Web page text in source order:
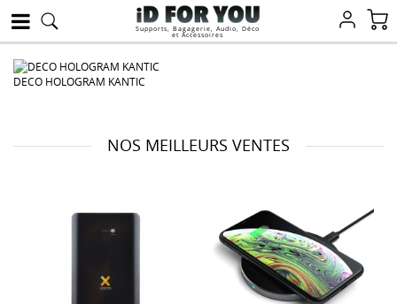
Supports, Bagagerie, Audio, Déco
et Accessoires
DECO HOLOGRAM KANTIC
NOS MEILLEURS VENTES